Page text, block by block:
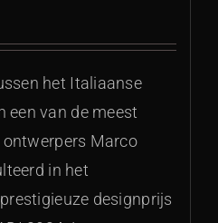
het Italiaanse
een van de meest
Marco
in het
designprijs